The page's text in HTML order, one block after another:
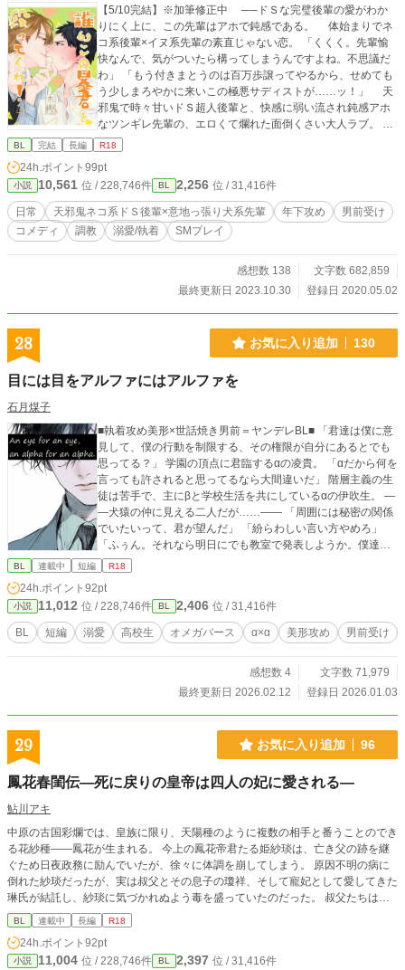
【5/10完結】※加筆修正中 ──ドＳな完璧後輩の愛がわか
りにく上に、この先輩はアホで鈍感である。 体始まりでネ
コ系後輩×イヌ系先輩の素直じゃない恋。 「くくく。先輩愉
快なんで、気がついたら構ってしまうんですよね。不思議だ
わ」 「もう付きまとうのは百万歩譲ってやるから、せめても
う少しまろやかに来いこの極悪サディストが……ッ！」 天
邪鬼で時々甘いドＳ超人後輩と、快感に弱い流され鈍感アホ
なツンギレ先輩の、エロくて爛れた面倒くさい大人ラブ。
見た目だけ大人になった残念な男たちの日常系ですぞ。 ▼エ
は先輩と後輩がキレてキレられてしているだけです。 ▼完結
後、番外編を投下することがあります。この場合は完結を付
けないほうがいいのかよくわかっていないのでありまする。
BL 完結 長編 R18
24h.ポイント 99pt
小説 10,561 位 / 228,746件 BL 2,256 位 / 31,416件
日常 天邪鬼ネコ系ドＳ後輩×意地っ張り犬系先輩 年下攻め
男前受け
コメディ
調教 溺愛/執着 SMプレイ
感想数 138
文字数 682,859
最終更新日 2023.10.30
登録日 2020.05.02
28 お気に入り追加 130
目には目をアルファにはアルファを
石月煤子
■執着攻め美形×世話焼き男前＝ヤンデレBL■ 「君達は僕に意
見して、僕の行動を制限する、その権限が自分にあるとでも
思ってる？」 学園の頂点に君臨するαの凌貴。 「αだから何を
言っても許されると思ってるなら大間違いだ」 階層主義の生
徒は苦手で、主にβと学校生活を共にしているαの伊吹生。 ―
―犬猿の仲に見える二人だが……―― 「周囲には秘密の関係
でいたいって、君が望んだ」 「紛らわしい言い方やめろ」
「ふぅん。それなら明日にでも教室で発表しようか。僕達、
付き合ってますって」 ヤンデレ属性の凌貴は、本当は伊吹生
借りしています／たろたろ様(pixiv:ID 3524455)▲
BL 連載中 短編 R18
24h.ポイント 92pt
小説 11,012 位 / 228,746件 BL 2,406 位 / 31,416件
BL 短編 溺愛 高校生 オメガバース α×α 美形攻め 男前受け
感想数 4
文字数 71,979
最終更新日 2026.02.12
登録日 2026.01.03
29 お気に入り追加 96
鳳花春閨伝―死に戻りの皇帝は四人の妃に愛される―
鮎川アキ
中原の古国彩爛では、皇族に限り、天陽種のように複数の相手と番うことのでき
る花紗種――鳳花が生まれる。 今上の鳳花帝君たる姫紗琰は、亡き父の跡を継
ぐため日夜政務に励んでいたが、徐々に体調を崩してしまう。 原因不明の病に
倒れた紗琰だったが、実は叔父とその息子の瓊祥、そして寵妃として愛してきた
琳氏が結託し、紗琰に気づかれぬよう毒を盛っていたのだった。 叔父たちは亡
き父の死因にも関わっており、玉座を譲らなければ母にまで害が及ぶと脅された
紗琰は、彼らの言うとおりにする他ない。 譲位後は瓊祥によって監禁され、紗
琰の体調は悪化の一途をたどっていた。 その一方で、叔父と瓊祥によって国政
は混乱に陥っており、とうとう隣国の力を借りて謀反が起こる。騒乱の最中、失
BL 連載中 長編 R18
24h.ポイント 92pt
小説 11,004 位 / 228,746件 BL 2,397 位 / 31,416件